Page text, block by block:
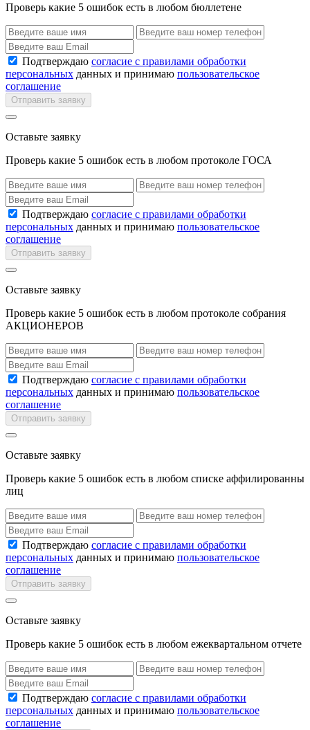
Проверь какие 5 ошибок есть в любом бюллетене
Подтверждаю согласие с правилами обработки
персональных данных и принимаю пользовательское
соглашение
Отправить заявку
Оставьте заявку
Проверь какие 5 ошибок есть в любом протоколе ГОСА
Подтверждаю согласие с правилами обработки
персональных данных и принимаю пользовательское
соглашение
Отправить заявку
Оставьте заявку
Проверь какие 5 ошибок есть в любом протоколе собрания
АКЦИОНЕРОВ
Подтверждаю согласие с правилами обработки
персональных данных и принимаю пользовательское
соглашение
Отправить заявку
Оставьте заявку
Проверь какие 5 ошибок есть в любом списке аффилированны
лиц
Подтверждаю согласие с правилами обработки
персональных данных и принимаю пользовательское
соглашение
Отправить заявку
Оставьте заявку
Проверь какие 5 ошибок есть в любом ежеквартальном отчете
Подтверждаю согласие с правилами обработки
персональных данных и принимаю пользовательское
соглашение